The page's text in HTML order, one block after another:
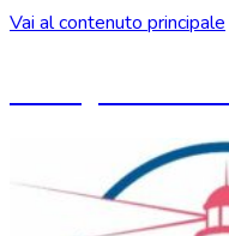
Vai al contenuto principale